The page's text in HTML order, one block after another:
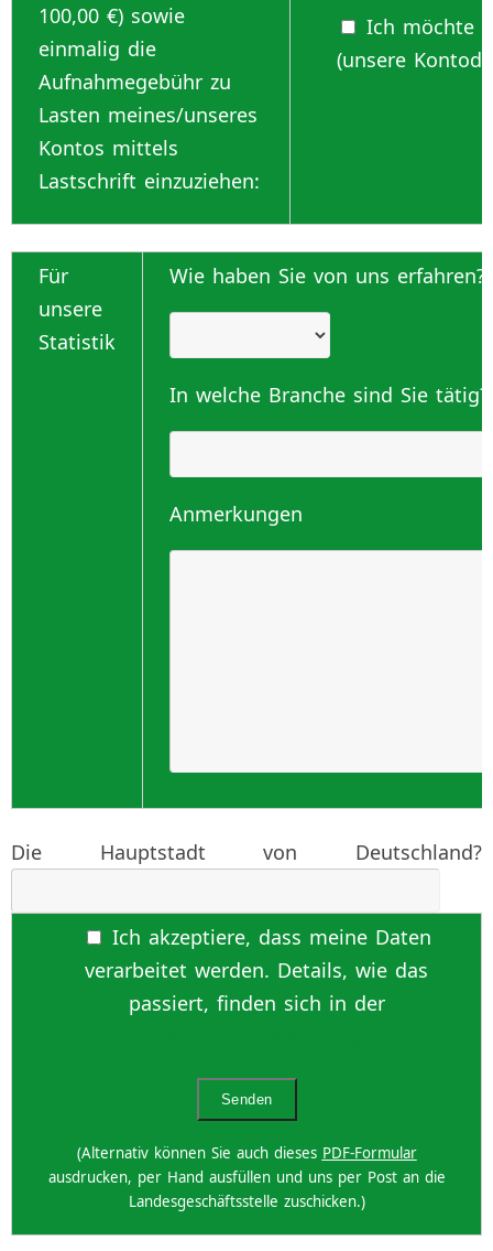
100,00 €) sowie
einmalig die
Aufnahmegebühr zu
Lasten meines/unseres
Kontos mittels
Lastschrift einzuziehen:
Ich möchte
(unsere
Für
unsere
Statistik
Wie haben Sie von uns erfahren?
In welche Branche sind Sie tätig?
Anmerkungen
Die Hauptstadt von Deutschland?
Ich akzeptiere, dass meine Daten
verarbeitet werden. Details, wie das
passiert, finden sich in der
(Alternativ können Sie auch dieses PDF-Formular
ausdrucken, per Hand ausfüllen und uns per Post an die
Landesgeschäftsstelle zuschicken.)